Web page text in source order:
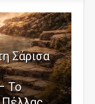
Σάρισα
Το